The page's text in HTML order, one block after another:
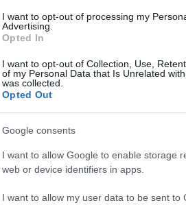
I want to opt-out of processing my
Advertising.
Opted In
I want to opt-out of Collection, Use,
of my Personal Data that Is Unrelated
was collected.
Opted Out
Google consents
I want to allow Google to enable storage
web or device identifiers in apps.
I want to allow my user data to be sent to